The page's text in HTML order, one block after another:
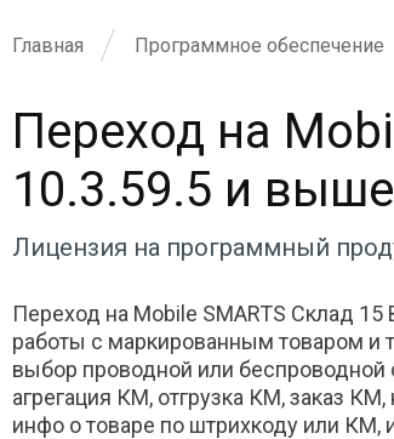
Главная Программное обеспечение
Переход на
10.3.59.5 и
Лицензия на программный
Переход на Mobile SMARTS Склад
работы с маркированным товаром и
выбор проводной или
агрегация КМ, отгрузка КМ, заказ
инфо о товаре по штрихкоду или КМ,